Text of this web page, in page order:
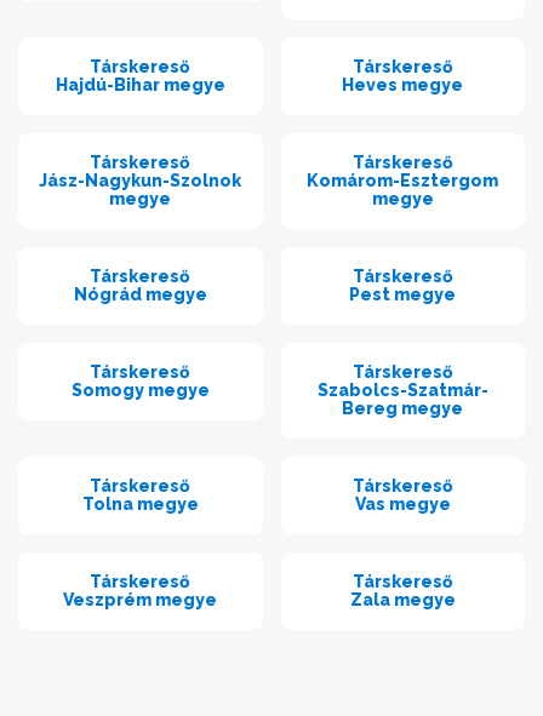
Társkereső
Hajdú-Bihar megye
Társkereső
Heves megye
Társkereső
Jász-Nagykun-Szolnok
megye
Társkereső
Komárom-Esztergom
megye
Társkereső
Nógrád megye
Társkereső
Pest megye
Társkereső
Somogy megye
Társkereső
Szabolcs-Szatmár-
Bereg megye
Társkereső
Tolna megye
Társkereső
Vas megye
Társkereső
Veszprém megye
Társkereső
Zala megye